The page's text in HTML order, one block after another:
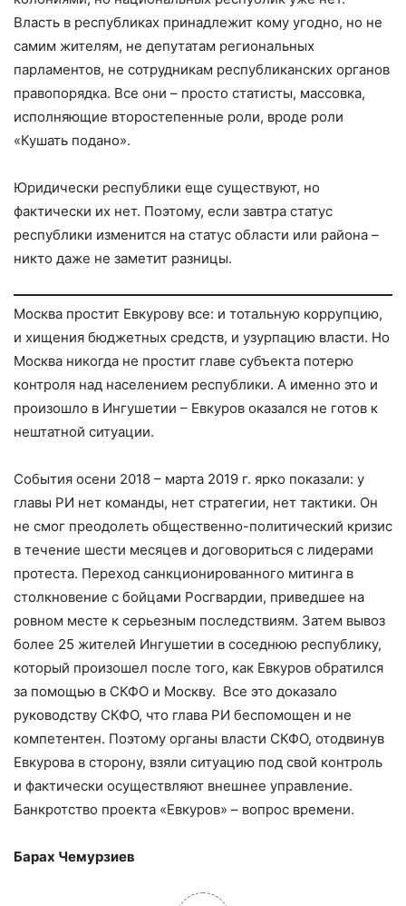
Власть в республиках принадлежит кому угодно, но не
самим жителям, не депутатам региональных
парламентов, не сотрудникам республиканских органов
правопорядка. Все они – просто статисты, массовка,
исполняющие второстепенные роли, вроде роли
«Кушать подано».
Юридически республики еще существуют, но
фактически их нет. Поэтому, если завтра статус
республики изменится на статус области или района –
никто даже не заметит разницы.
Москва простит Евкурову все: и тотальную коррупцию,
и хищения бюджетных средств, и узурпацию власти. Но
Москва никогда не простит главе субъекта потерю
контроля над населением республики. А именно это и
произошло в Ингушетии – Евкуров оказался не готов к
нештатной ситуации.
События осени 2018 – марта 2019 г. ярко показали: у
главы РИ нет команды, нет стратегии, нет тактики. Он
не смог преодолеть общественно-политический кризис
в течение шести месяцев и договориться с лидерами
протеста. Переход санкционированного митинга в
столкновение с бойцами Росгвардии, приведшее на
ровном месте к серьезным последствиям. Затем вывоз
более 25 жителей Ингушетии в соседнюю республику,
который произошел после того, как Евкуров обратился
за помощью в СКФО и Москву. Все это доказало
руководству СКФО, что глава РИ беспомощен и не
компетентен. Поэтому органы власти СКФО, отодвинув
Евкурова в сторону, взяли ситуацию под свой контроль
и фактически осуществляют внешнее управление.
Банкротство проекта «Евкуров» – вопрос времени.
Барах Чемурзиев